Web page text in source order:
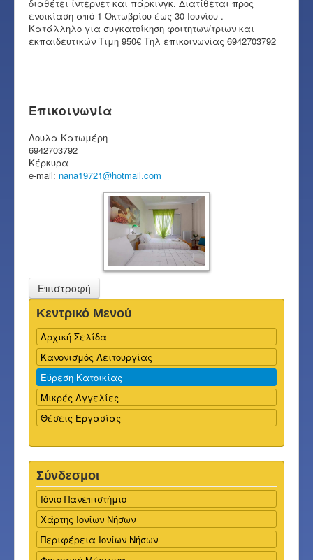
διαθέτει ίντερνετ και πάρκινγκ. Διατίθεται προς
ενοικίαση από 1 Οκτωβρίου έως 30 Ιουνίου .
Κατάλληλο για συγκατοίκηση φοιτητων/τριων και
εκπαιδευτικών Τιμη 950€ Τηλ επικοινωνίας 6942703792
Επικοινωνία
Λουλα Κατωμέρη
6942703792
Κέρκυρα
e-mail: nana19721@hotmail.com
Επιστροφή
Κεντρικό Μενού
Αρχική Σελίδα
Κανονισμός Λειτουργίας
Εύρεση Κατοικίας
Μικρές Αγγελίες
Θέσεις Εργασίας
Σύνδεσμοι
Ιόνιο Πανεπιστήμιο
Χάρτης Ιονίων Νήσων
Περιφέρεια Ιονίων Νήσων